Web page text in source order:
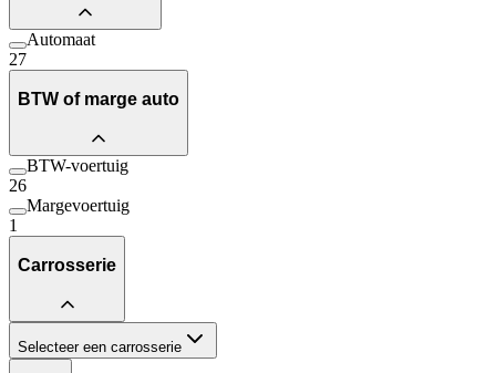
Automaat
27
BTW of marge auto
BTW-voertuig
26
Margevoertuig
1
Carrosserie
Selecteer een carrosserie